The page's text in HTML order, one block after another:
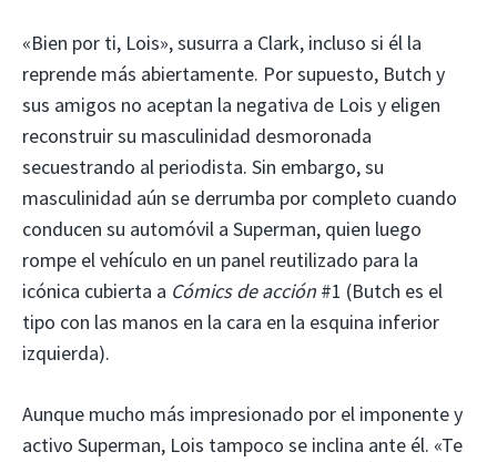
«Bien por ti, Lois», susurra a Clark, incluso si él la
reprende más abiertamente. Por supuesto, Butch y
sus amigos no aceptan la negativa de Lois y eligen
reconstruir su masculinidad desmoronada
secuestrando al periodista. Sin embargo, su
masculinidad aún se derrumba por completo cuando
conducen su automóvil a Superman, quien luego
rompe el vehículo en un panel reutilizado para la
icónica cubierta a Cómics de acción #1 (Butch es el
tipo con las manos en la cara en la esquina inferior
izquierda).
Aunque mucho más impresionado por el imponente y
activo Superman, Lois tampoco se inclina ante él. «Te